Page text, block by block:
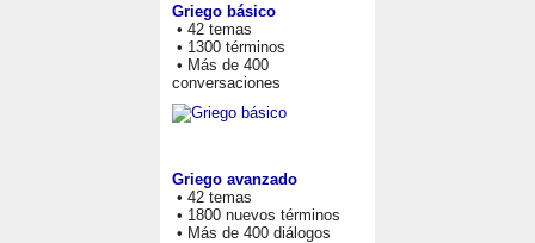
Griego básico
• 42 temas
• 1300 términos
• Más de 400
conversaciones
Griego avanzado
• 42 temas
• 1800 nuevos términos
• Más de 400 diálogos